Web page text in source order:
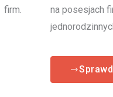
firm.
na posesjach